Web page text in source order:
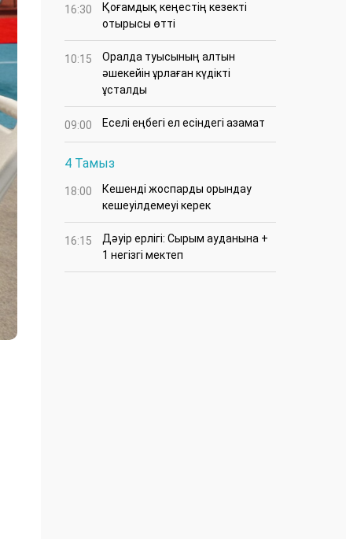
16:30
Қоғамдық кеңестің кезекті
отырысы өтті
10:15
Оралда туысының алтын
әшекейін ұрлаған күдікті
ұсталды
09:00 Еселі еңбегі ел есіндегі азамат
4 Тамыз
18:00
Кешенді жоспарды орындау
кешеуілдемеуі керек
16:15
Дәуір ерлігі: Сырым ауданына +
1 негізгі мектеп